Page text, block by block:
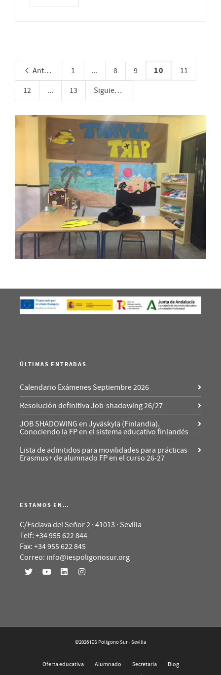
Anterior 1 ... 8 9 10
11
12
... 13 Siguiente
ÚLTIMAS ENTRADAS
Calendario Exámenes Septiembre 2026
Resolución definitiva Job-shadowing 26/27
JOB SHADOWING en Jyväskylä (Finlandia).
Conociendo la FP en el sistema educativo finlandés
Lista de admitidos para movilidades para prácticas
Erasmus+ de alumnado FP en el curso 26-27
ESTAMOS EN…
C/Esclava del Señor 2 · 41013 · Sevilla
Telf: +34 955 622 844
Fax: +34 955 622 845
Correo: info@iespoligonosur.org
©2026 IES Polígono Sur · Sevilla
Oferta educativa Alumnado Secretaría
Blog